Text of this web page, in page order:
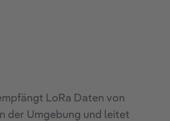
LoRa Daten von
der Umgebung und leitet